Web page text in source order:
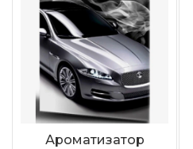
Ароматизатор